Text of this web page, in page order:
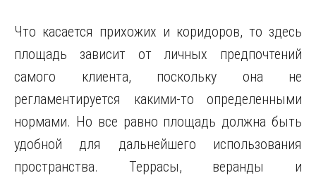
Что касается прихожих и коридоров, то здесь
площадь зависит от личных предпочтений
самого клиента, поскольку она не
регламентируется какими-то определенными
нормами. Но все равно площадь должна быть
удобной для дальнейшего использования
пространства. Террасы, веранды и